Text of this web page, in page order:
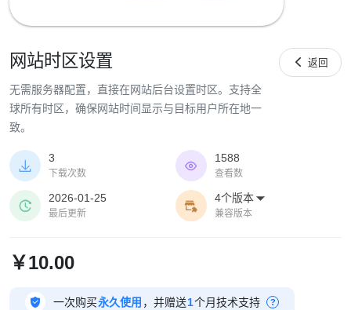
网站时区设置
无需服务器配置，直接在网站后台设置时区。支持全
球所有时区，确保网站时间显示与目标用户所在地一
致。
 返回

3
下载次数

1588
查看数

2026-01-25
最后更新

4个版本 
兼容版本
￥10.00
 一次购买永久使用 ，并赠送1个月技术支持 ?